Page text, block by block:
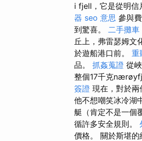
i fjell，它是從明信
器 seo 意思 參與
到驚喜。 二手攤車
丘上，弗雷瑟姆文
於遊船港口前。 重
品。 抓姦蒐證 從
整個17千克
簽證 現在，對於兩
他不想嘲笑冰冷湖
艇（肯定不是一個
循許多安全規則。
價格。 關於斯堪